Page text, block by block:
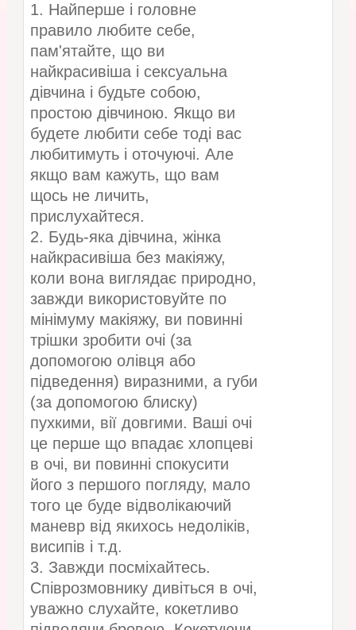
1. Найперше і головне
правило любите себе,
пам'ятайте, що ви
найкрасивіша і сексуальна
дівчина і будьте собою,
простою дівчиною. Якщо ви
будете любити себе тоді вас
любитимуть і оточуючі. Але
якщо вам кажуть, що вам
щось не личить,
прислухайтеся.
2. Будь-яка дівчина, жінка
найкрасивіша без макіяжу,
коли вона виглядає природно,
завжди використовуйте по
мінімуму макіяжу, ви повинні
трішки зробити очі (за
допомогою олівця або
підведення) виразними, а губи
(за допомогою блиску)
пухкими, вії довгими. Ваші очі
це перше що впадає хлопцеві
в очі, ви повинні спокусити
його з першого погляду, мало
того це буде відволікаючий
маневр від якихось недоліків,
висипів і т.д.
3. Завжди посміхайтесь.
Співрозмовнику дивіться в очі,
уважно слухайте, кокетливо